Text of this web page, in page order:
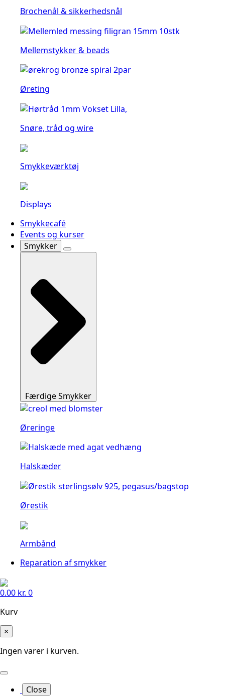
Brochenål & sikkerhedsnål
Mellemstykker & beads
Øreting
Snøre, tråd og wire
Smykkeværktøj
Displays
Smykkecafé
Events og kurser
Smykker
Færdige Smykker
Øreringe
Halskæder
Ørestik
Armbånd
Reparation af smykker
0.00 kr. 0
Kurv
×
Ingen varer i kurven.
Close